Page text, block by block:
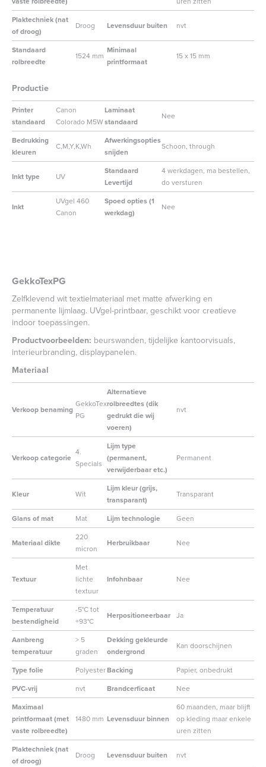
Plaktechniek (nat
of droog)
Droog Levensduur buiten nvt
Standaard
rolbreedte
1524 mm
Minimaal
printformaat
15 x 15 mm
Productie
Printer
standaard
Canon
Colorado M5W
Laminaat
standaard
Nee
Bedrukking
kleuren
C,M,Y,K,Wh
Afwerkingsopties
snijden
Schoon, through
Inkt type UV
Standaard
Levertijd
4 werkdagen, ma bestellen,
do versturen
Inkt
UVgel 460
Canon
Spoed opties (1
werkdag)
Nee
GekkoTexPG
Zelfklevend wit textielmateriaal met matte afwerking en
permanente lijmlaag. UVgel-printbaar, geschikt voor creatieve
indoor toepassingen.
Productvoorbeelden: beurswanden, tijdelijke kantoorvisuals,
interieurbranding, displaypanelen.
Materiaal
Verkoop benaming
GekkoTex
PG
Alternatieve
rolbreedtes (dik
gedrukt die wij
voeren)
nvt
Verkoop categorie
4.
Specials
Lijm type
(permanent,
verwijderbaar etc.)
Permanent
Kleur Wit
Lijm kleur (grijs,
transparant)
Transparant
Glans of mat Mat Lijm technologie Geen
Materiaal dikte
220
micron
Herbruikbaar Nee
Textuur
Met
lichte
textuur
Infohnbaar Nee
Temperatuur
bestendigheid
-5°C tot
+93°C
Herpositioneerbaar Ja
Aanbreng
temperatuur
> 5
graden
Dekking gekleurde
ondergrond
Kan doorschijnen
Type folie PolyesterBacking
Papier, onbedrukt
PVC-vrij
nvt Brandcerficaat
Nee
Maximaal
printformaat (met
vaste rolbreedte)
1480 mm Levensduur binnen
60 maanden, maar blijft
op kleding maar enkele
uren zitten
Plaktechniek (nat
of droog)
Droog Levensduur buiten nvt